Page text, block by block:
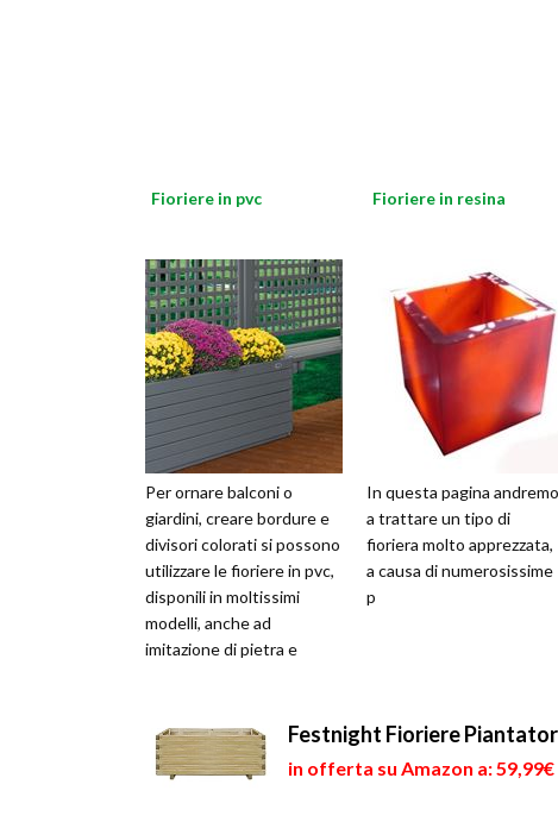
Fioriere in pvc
Per ornare balconi o
giardini, creare bordure e
divisori colorati si possono
utilizzare le fioriere in pvc,
disponili in moltissimi
modelli, anche ad
imitazione di pietra e
Fioriere in resina
In questa pagina andremo
a trattare un tipo di
fioriera molto apprezzata,
a causa di numerosissime
p
Festnight Fioriere
in offerta su Amazon a: 59,99€